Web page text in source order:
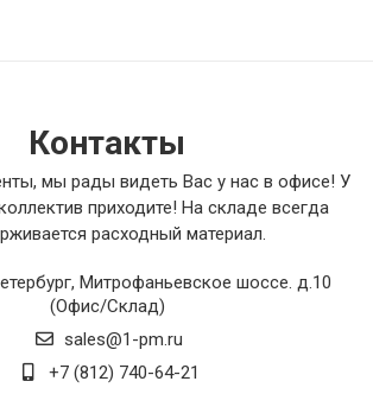
функциональность товаров.
Контакты
мы рады видеть Вас у нас в офисе! У
приходите! На складе всегда
расходный материал.
, Митрофаньевское шоссе. д.10
(Офис/Склад)
sales@1-pm.ru
+7 (812) 740-64-21